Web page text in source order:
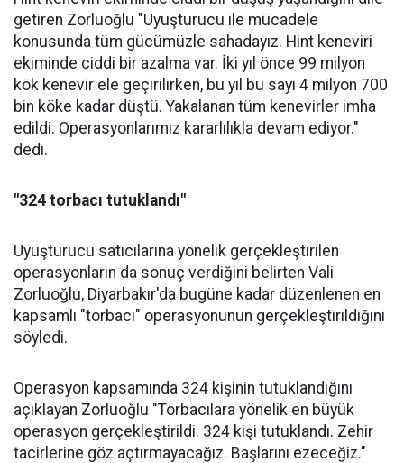
getiren Zorluoğlu "Uyuşturucu ile mücadele
konusunda tüm gücümüzle sahadayız. Hint keneviri
ekiminde ciddi bir azalma var. İki yıl önce 99 milyon
kök kenevir ele geçirilirken, bu yıl bu sayı 4 milyon 700
bin köke kadar düştü. Yakalanan tüm kenevirler imha
edildi. Operasyonlarımız kararlılıkla devam ediyor."
dedi.
"324 torbacı tutuklandı"
Uyuşturucu satıcılarına yönelik gerçekleştirilen
operasyonların da sonuç verdiğini belirten Vali
Zorluoğlu, Diyarbakır'da bugüne kadar düzenlenen en
kapsamlı "torbacı" operasyonunun gerçekleştirildiğini
söyledi.
Operasyon kapsamında 324 kişinin tutuklandığını
açıklayan Zorluoğlu "Torbacılara yönelik en büyük
operasyon gerçekleştirildi. 324 kişi tutuklandı. Zehir
tacirlerine göz açtırmayacağız. Başlarını ezeceğiz."